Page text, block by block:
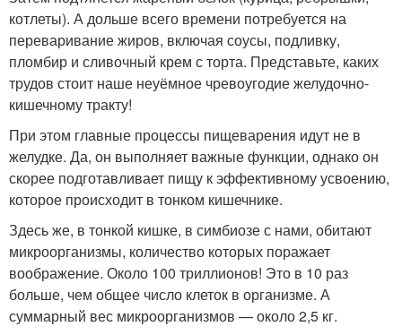
котлеты). А дольше всего времени потребуется на
переваривание жиров, включая соусы, подливку,
пломбир и сливочный крем с торта. Представьте, каких
трудов стоит наше неуёмное чревоугодие желудочно-
кишечному тракту!
При этом главные процессы пищеварения идут не в
желудке. Да, он выполняет важные функции, однако он
скорее подготавливает пищу к эффективному усвоению,
которое происходит в тонком кишечнике.
Здесь же, в тонкой кишке, в симбиозе с нами, обитают
микроорганизмы, количество которых поражает
воображение. Около 100 триллионов! Это в 10 раз
больше, чем общее число клеток в организме. А
суммарный вес микроорганизмов — около 2,5 кг.